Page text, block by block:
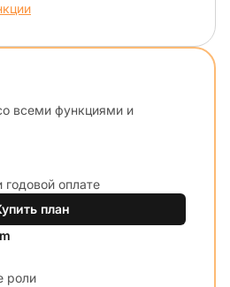
всеми функциями и
годовой оплате
план
роли